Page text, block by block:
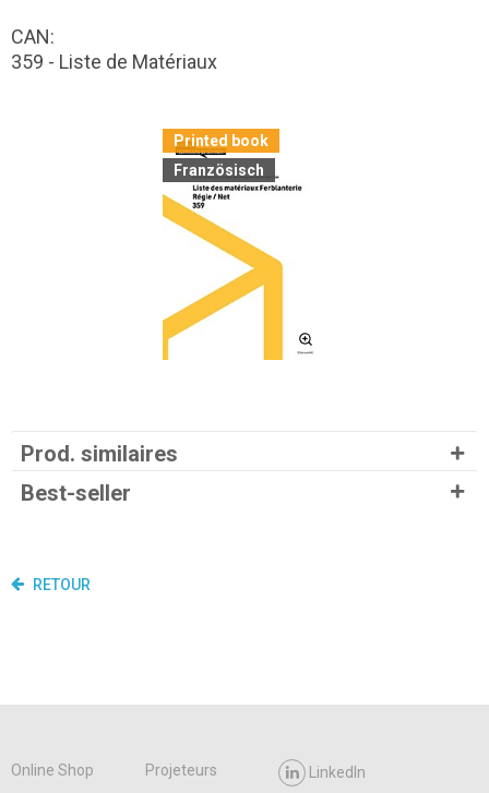
CAN:
359 - Liste de Matériaux
Printed book
Französisch
Prod. similaires
Best-seller
RETOUR
Online Shop
Projeteurs
LinkedIn